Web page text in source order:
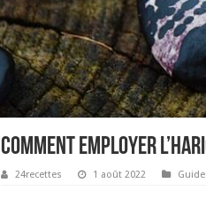
Comment employer
24recettes 1 août 2022